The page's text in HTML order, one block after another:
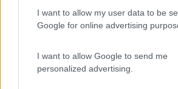
I want to allow my user data to be
Google for online advertising
I want to allow Google to send me
personalized advertising.
5035
noi per diversi anni siamo andati a golfo
nostro figlio che lavorava e sostavamo al
camper (l'area sosta non c'era ancora) .